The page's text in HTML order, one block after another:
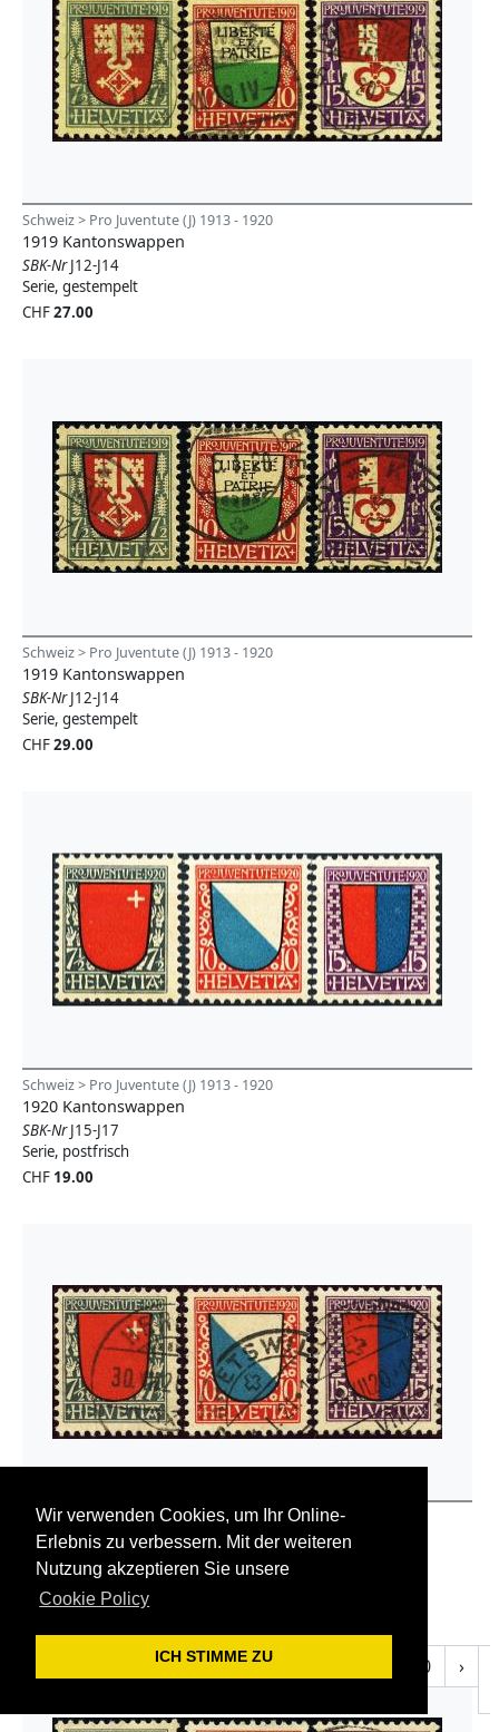
Wir verwenden Cookies, um Ihr Online-
Erlebnis zu verbessern. Mit der weiteren
Nutzung akzeptieren Sie unsere
Cookie Policy
ICH STIMME ZU
Schweiz > Pro Juventute (J) 1913 - 1920
1919 Kantonswappen
SBK-NrJ12-J14
Serie, gestempelt
CHF27.00
Schweiz > Pro Juventute (J) 1913 - 1920
1919 Kantonswappen
SBK-NrJ12-J14
Serie, gestempelt
CHF29.00
Schweiz > Pro Juventute (J) 1913 - 1920
1920 Kantonswappen
SBK-NrJ15-J17
Serie, postfrisch
CHF 19.00
Schweiz > Pro Juventute (J) 1913 - 1920
1920 Kantonswappen
SBK-NrJ15-J17
Serie, gestempelt
CHF28.00
4 5 6 10 ›